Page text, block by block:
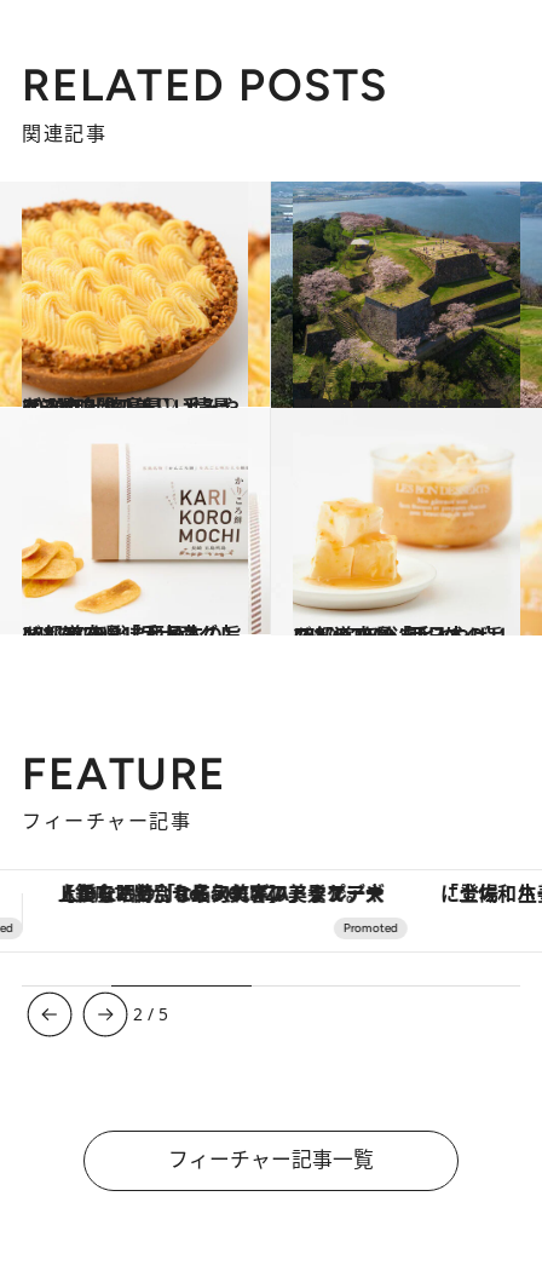
RELATED POSTS
関連記事
2021.2.4
2020年【徳島県】手みやげ3選 鳴門の美しい情景を込めたタルト♡
グルメ 2021.3.13
【鳥取県 2021年版】 春の絶景・風物詩5選 天守閣跡から望む桜と湖の大パノラマ
旅＆お出かけ
2021.2.20
47都道府県「手土産グルメ」2020-21 “西日本の旨いもの”を総まとめ
グルメ 2020.12.7
47都道府県「手みやげリスト」2019 “西日本の旨いもの”を総まとめ
グルメ
FEATURE
フィーチャー記事
「土佐和ハーブかき氷」がOMO7高知に登場！生姜、山椒、大葉など目にも舌にも涼を呼ぶ郷土の味 ヴァシュロン・コンスタンタ
3 / 5
フィーチャー記事一覧